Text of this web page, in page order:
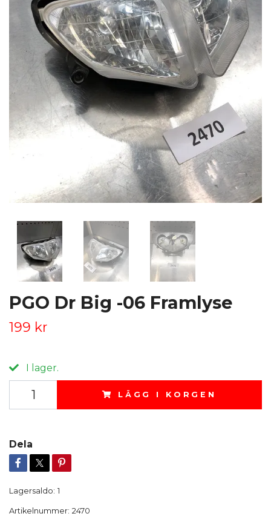
PGO Dr Big -06 Framlyse
199 kr
I lager.
LÄGG I KORGEN
Dela
Lagersaldo: 1
Artikelnummer: 2470